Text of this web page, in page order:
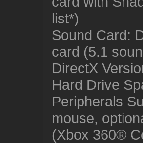
list*)
Sound Card:
card (5.1
DirectX
Hard Drive
Peripherals
mouse,
(Xbox 360®